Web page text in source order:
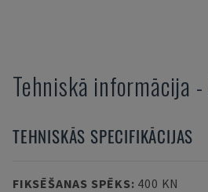
Tehniskā informācija -
TEHNISKĀS SPECIFIKĀCIJAS
FIKSĒŠANAS SPĒKS: 400 KN